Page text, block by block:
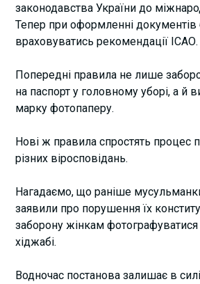
законодавства України до
Тепер при оформленні документів
враховуватись рекомендації ІCАО.
Попередні правила не лише
на паспорт у головному уборі, а й
марку фотопаперу.
Нові ж правила спростять процес
різних віросповідань.
Нагадаємо, що раніше
заявили про порушення їх
заборону жінкам
хіджабі.
Водночас постанова залишає в